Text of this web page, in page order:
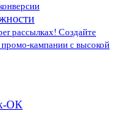
рассылках! Создайте
промо-кампании с высокой
ОК